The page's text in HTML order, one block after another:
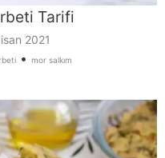
Tarifi
2021
• mor salkım